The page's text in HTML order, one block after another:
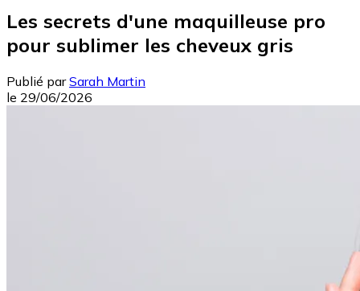
Les secrets d'une maquilleuse pro
pour sublimer les cheveux gris
Publié par Sarah Martin
le 29/06/2026